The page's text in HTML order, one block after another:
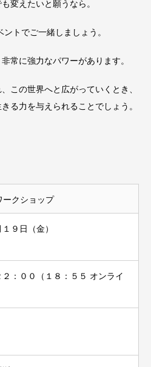
変えたいと願うなら。
トでご一緒しましょう。
常に強力なパワーがあります。
この世界へと広がっていくとき、
る力を与えられることでしょう。
ークショップ
９日（金）
２：００（１８：５５ オンライ